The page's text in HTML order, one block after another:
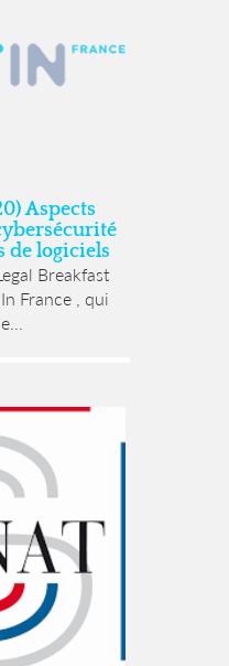
Aspects
de logiciels
Breakfast
France , qui